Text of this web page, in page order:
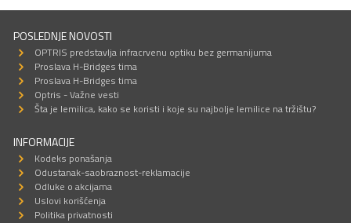
POSLEDNJE NOVOSTI
OPTRIS predstavlja infracrvenu optiku bez germanijuma
Proslava H-Bridges tima
Proslava H-Bridges tima
Optris - Važne vesti
Šta je lemilica, kako se koristi i koje su najbolje lemilice na tržištu?
INFORMACIJE
Kodeks ponašanja
Odustanak-saobraznost-reklamacije
Odluke o akcijama
Uslovi korišćenja
Politika privatnosti